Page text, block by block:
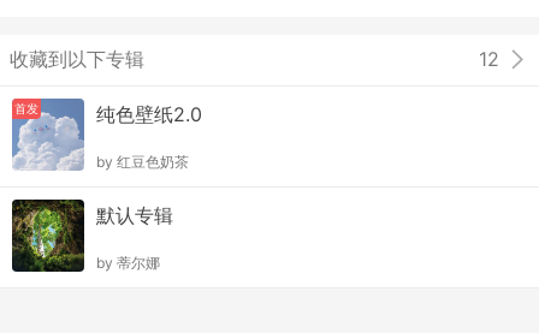
收藏到以下专辑 12
首发 纯色壁纸2.0
by 红豆色奶茶
默认专辑
by 蒂尔娜